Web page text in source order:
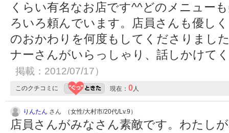
くらい有名なお店です^^どのメニュー
ろいろ頼んでいます。店員さんも優し
のおかわりを何度もしてくださりまし
ナーさんがいらっしゃり、話しかけて
掲載：2012/07/17）
このクチコミに 現在： 0人
りんたん さん （女性/大村市/20代/Lv.9）
店員さんがみなさん素敵です。わたし